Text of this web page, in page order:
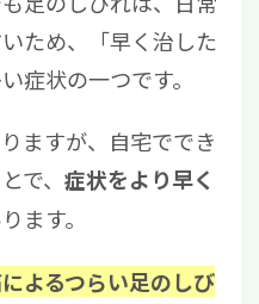
ため、「早く治した
症状の一つです。
ますが、自宅ででき
で、 症状をより早く
ます。
よるつらい足のしび